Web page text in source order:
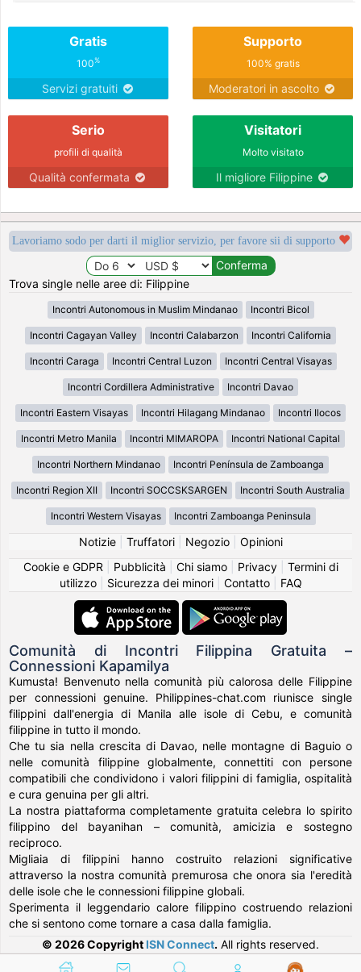
Gratis
100%
Servizi gratuiti
Supporto
100% gratis
Moderatori in ascolto
Serio
profili di qualità
Qualità confermata
Visitatori
Molto visitato
Il migliore Filippine
Lavoriamo sodo per darti il miglior servizio, per favore sii di supporto
Trova single nelle aree di: Filippine
Incontri Autonomous in Muslim Mindanao Incontri Bicol
Incontri Cagayan Valley Incontri Calabarzon Incontri California
Incontri Caraga Incontri Central Luzon Incontri Central Visayas
Incontri Cordillera Administrative Incontri Davao
Incontri Eastern Visayas Incontri Hilagang Mindanao Incontri Ilocos
Incontri Metro Manila Incontri MIMAROPA Incontri National Capital
Incontri Northern Mindanao Incontri Península de Zamboanga
Incontri Region XII Incontri SOCCSKSARGEN Incontri South Australia
Incontri Western Visayas Incontri Zamboanga Peninsula
Notizie| Truffatori| Negozio| Opinioni
Cookie e GDPR
Pubblicità Chi siamo| Privacy| Termini di
utilizzo| Sicurezza dei minori| Contatto| FAQ
Comunità di Incontri Filippina Gratuita –
Connessioni Kapamilya
Kumusta! Benvenuto nella comunità più calorosa delle Filippine
per connessioni genuine. Philippines-chat.com riunisce single
filippini dall'energia di Manila alle isole di Cebu, e comunità
filippine in tutto il mondo.
Che tu sia nella crescita di Davao, nelle montagne di Baguio o
nelle comunità filippine globalmente, connettiti con persone
compatibili che condividono i valori filippini di famiglia, ospitalità
e cura genuina per gli altri.
La nostra piattaforma completamente gratuita celebra lo spirito
filippino del bayanihan – comunità, amicizia e sostegno
reciproco.
Migliaia di filippini hanno costruito relazioni significative
attraverso la nostra comunità premurosa che onora sia l'eredità
delle isole che le connessioni filippine globali.
Sperimenta il leggendario calore filippino costruendo relazioni
che si sentono come tornare a casa dalla famiglia.
© 2026 Copyright ISN Connect. All rights reserved.